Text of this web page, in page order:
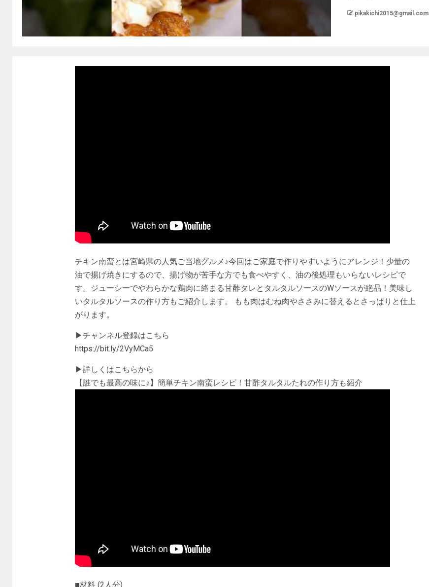
pikakichi2015@gmail.com
チキン南蛮とは宮崎県の人気ご当地グルメ♪今回はご家庭で作りやすいようにアレンジ！少量の
油で揚げ焼きにするので、揚げ物が苦手な方でも食べやすく、油の後処理もいらないレシピで
す。ジューシーでやわらかな鶏肉に絡まる甘酢タレとタルタルソースのWソースが絶品！美味し
いタルタルソースの作り方もご紹介します。 もも肉はむね肉やささみに替えるとさっぱりと仕上
がります。
▶︎チャンネル登録はこちら
https://bit.ly/2VyMCa5
▶︎詳しくはこちらから
【誰でも最高の味に♪】簡単チキン南蛮レシピ！甘酢タルタルたれの作り方も紹介
■材料 (2人分)